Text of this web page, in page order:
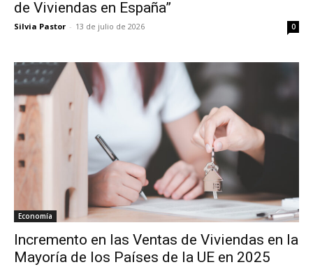
de Viviendas en España”
Silvia Pastor - 13 de julio de 2026 0
Economía
Incremento en las Ventas de Viviendas en la
Mayoría de los Países de la UE en 2025